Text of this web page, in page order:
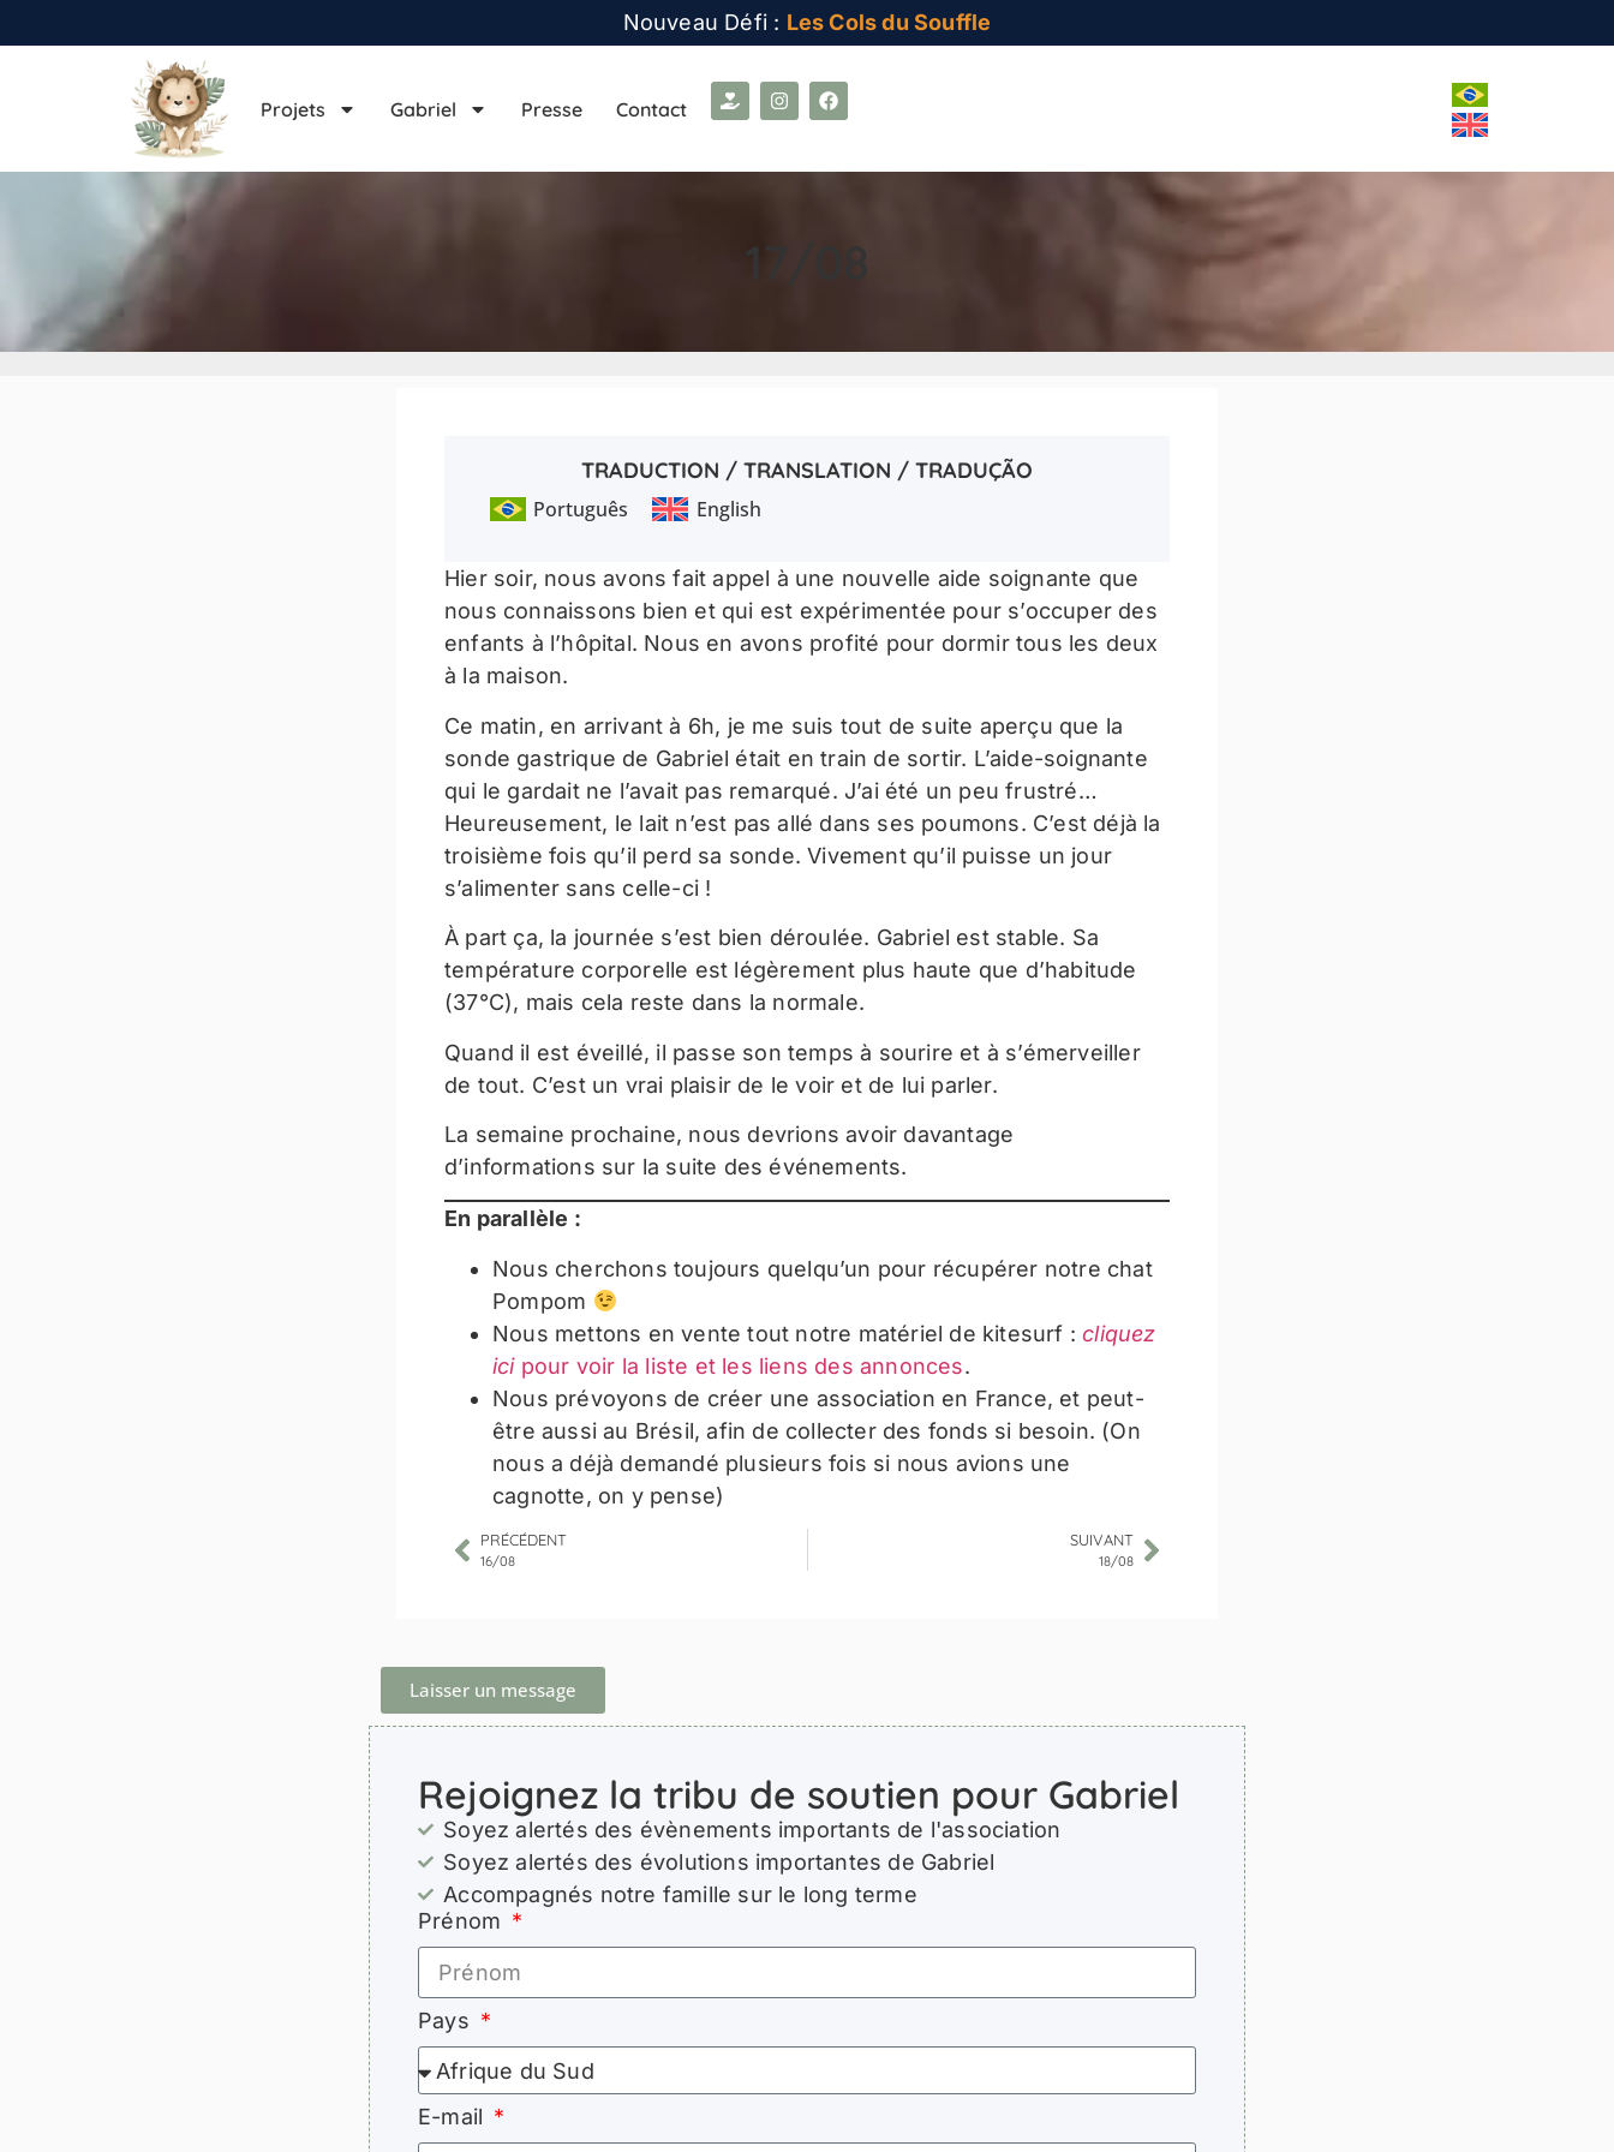
Nouveau Défi : Les Cols du Souffle
Projets Gabriel Presse Contact
17/08
TRADUCTION / TRANSLATION / TRADUÇÃO
Português English
Hier soir, nous avons fait appel à une nouvelle aide soignante que
nous connaissons bien et qui est expérimentée pour s’occuper des
enfants à l’hôpital. Nous en avons profité pour dormir tous les deux
à la maison.
Ce matin, en arrivant à 6h, je me suis tout de suite aperçu que la
sonde gastrique de Gabriel était en train de sortir. L’aide-soignante
qui le gardait ne l’avait pas remarqué. J’ai été un peu frustré…
Heureusement, le lait n’est pas allé dans ses poumons. C’est déjà la
troisième fois qu’il perd sa sonde. Vivement qu’il puisse un jour
s’alimenter sans celle-ci !
À part ça, la journée s’est bien déroulée. Gabriel est stable. Sa
température corporelle est légèrement plus haute que d’habitude
(37°C), mais cela reste dans la normale.
Quand il est éveillé, il passe son temps à sourire et à s’émerveiller
de tout. C’est un vrai plaisir de le voir et de lui parler.
La semaine prochaine, nous devrions avoir davantage
d’informations sur la suite des événements.
En parallèle :
Nous cherchons toujours quelqu’un pour récupérer notre chat
Pompom
Nous mettons en vente tout notre matériel de kitesurf :cliquez
icipour voir la liste et les liens des annonces.
Nous prévoyons de créer une association en France, et peut-
être aussi au Brésil, afin de collecter des fonds si besoin. (On
nous a déjà demandé plusieurs fois si nous avions une
cagnotte, on y pense)
PRÉCÉDENT
16/08
SUIVANT
18/08
Laisser un message
Rejoignez la tribu de soutien pour Gabriel
Soyez alertés des évènements importants de l'association
Soyez alertés des évolutions importantes de Gabriel
Accompagnés notre famille sur le long terme
Prénom
Pays
E-mail